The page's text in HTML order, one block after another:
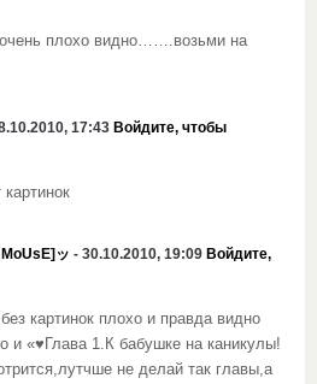
плохо видно…….возьми на
17:43 Войдите, чтобы
ッ - 30.10.2010, 19:09 Войдите,
картинок плохо и правда видно
и «♥Глава 1.К бабушке на каникулы!
не делай так главы,а